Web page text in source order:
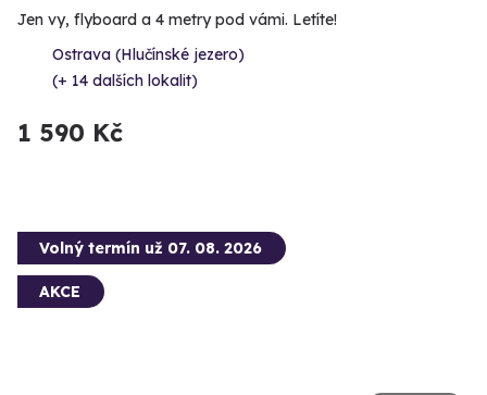
Jen vy, flyboard a 4 metry pod vámi. Letíte!
Ostrava (Hlučínské jezero)
(+ 14 dalších lokalit)
1 590 Kč
Volný termín už 07. 08. 2026
AKCE